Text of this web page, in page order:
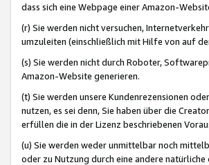
dass sich eine Webpage einer Amazon-
(r) Sie werden nicht versuchen,
umzuleiten (einschließlich mit Hilfe von auf
(s) Sie werden nicht durch Roboter,
Amazon-Website generieren.
(t) Sie werden unsere Kundenrezensionen
nutzen, es sei denn, Sie haben über die
erfüllen die in der Lizenz beschriebenen
(u) Sie werden weder unmittelbar noch
oder zu Nutzung durch eine andere